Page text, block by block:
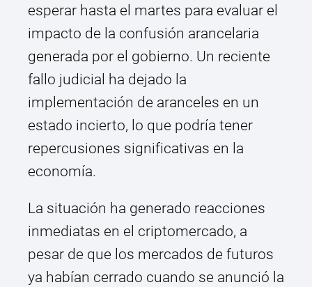
esperar hasta el martes para evaluar el
impacto de la confusión arancelaria
generada por el gobierno. Un reciente
fallo judicial ha dejado la
implementación de aranceles en un
estado incierto, lo que podría tener
repercusiones significativas en la
economía.
La situación ha generado reacciones
inmediatas en el criptomercado, a
pesar de que los mercados de futuros
ya habían cerrado cuando se anunció la